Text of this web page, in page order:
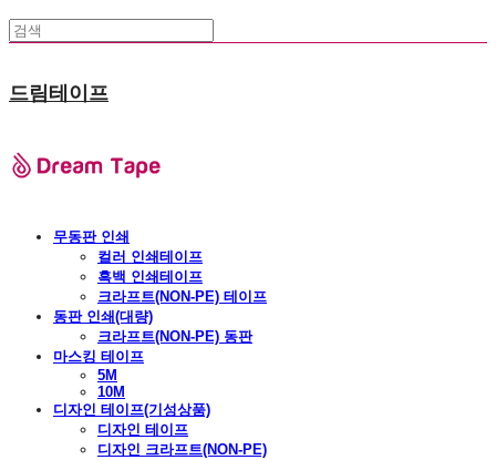
드림테이프
무동판 인쇄
컬러 인쇄테이프
흑백 인쇄테이프
크라프트(NON-PE) 테이프
동판 인쇄(대량)
크라프트(NON-PE) 동판
마스킹 테이프
5M
10M
디자인 테이프(기성상품)
디자인 테이프
디자인 크라프트(NON-PE)